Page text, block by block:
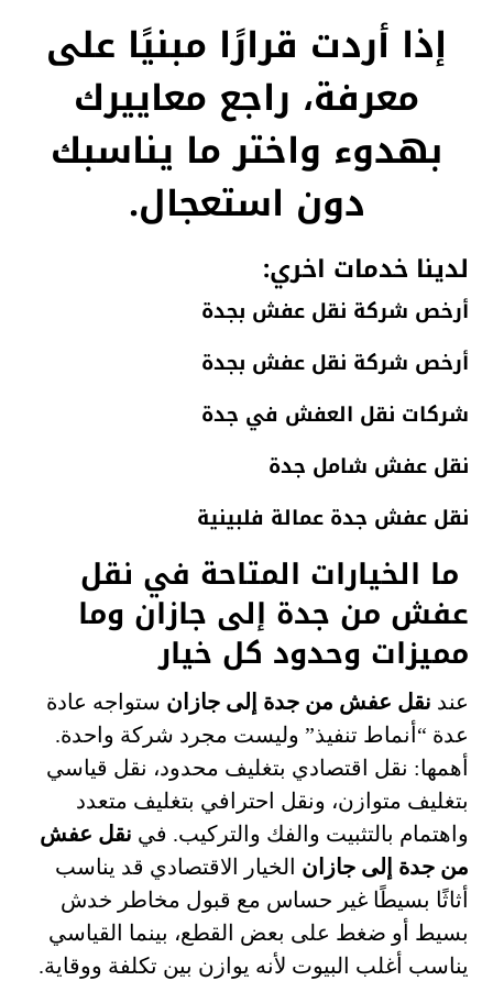
إذا أردت قرارًا مبنيًا على
معرفة، راجع معاييرك
بهدوء واختر ما يناسبك
دون استعجال.
لدينا خدمات اخري:
أرخص شركة نقل عفش بجدة
أرخص شركة نقل عفش بجدة
شركات نقل العفش في جدة
نقل عفش شامل جدة
نقل عفش جدة عمالة فلبينية
ما الخيارات المتاحة في نقل
عفش من جدة إلى جازان وما
مميزات وحدود كل خيار
عند نقل عفش من جدة إلى جازان ستواجه عادة
عدة “أنماط تنفيذ” وليست مجرد شركة واحدة.
أهمها: نقل اقتصادي بتغليف محدود، نقل قياسي
بتغليف متوازن، ونقل احترافي بتغليف متعدد
واهتمام بالتثبيت والفك والتركيب. في نقل عفش
من جدة إلى جازان الخيار الاقتصادي قد يناسب
أثاثًا بسيطًا غير حساس مع قبول مخاطر خدش
بسيط أو ضغط على بعض القطع، بينما القياسي
يناسب أغلب البيوت لأنه يوازن بين تكلفة ووقاية.